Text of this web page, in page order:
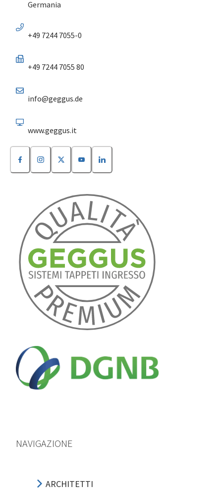
Germania
+49 7244 7055-0
+49 7244 7055 80
info@geggus.de
www.geggus.it
NAVIGAZIONE
ARCHITETTI